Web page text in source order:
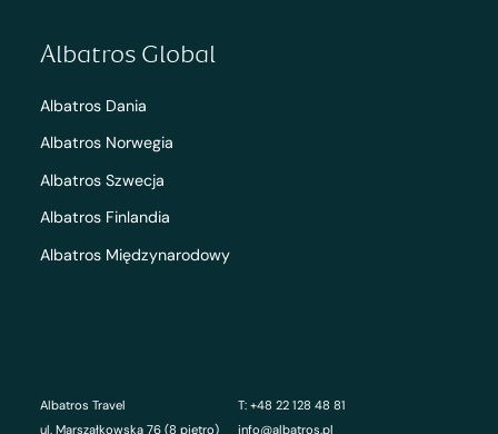
Albatros Travel
ul. Marszałkowska 76 (8 piętro)
T: +48 22 128 48 81
info@albatros.pl
Albatros Global
Albatros Dania
Albatros Norwegia
Albatros Szwecja
Albatros Finlandia
Albatros Międzynarodowy